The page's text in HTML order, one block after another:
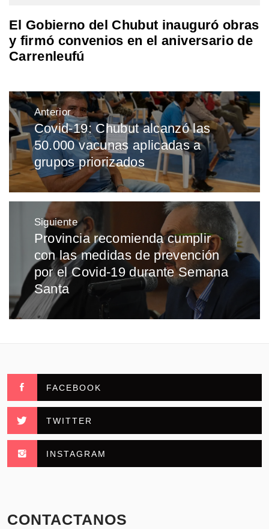
El Gobierno del Chubut inauguró obras
y firmó convenios en el aniversario de
Carrenleufú
Navegación
de
entradas
Anterior
Entrada
anterior:
Covid-19: Chubut alcanzó las
50.000 vacunas aplicadas a
grupos priorizados
Siguiente
Entrada
siguiente:
Provincia recomienda cumplir
con las medidas de prevención
por el Covid-19 durante Semana
Santa
FACEBOOK
TWITTER
INSTAGRAM
CONTACTANOS